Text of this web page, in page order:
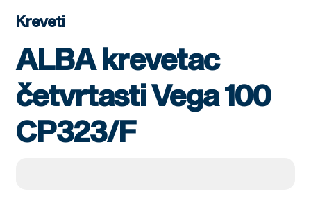
Kreveti
ALBA krevetac
četvrtasti Vega 100
CP323/F